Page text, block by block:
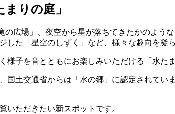
りの庭」
広場」、夜空から星が落ちてきたかのよう
た「星空のしずく」など、様々な趣向を凝
子を音とともにお楽しみいただける「水た
土交通省からは「水の郷」に認定されてい
いただきたい新スポットです。